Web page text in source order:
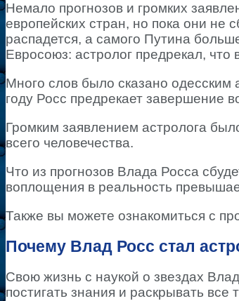
Немало прогнозов и громких
европейских стран, но пока они не
распадется, а самого Путина
Евросоюз: астролог предрекал, что
Много слов было сказано одесским
году Росс предрекает завершение
Громким заявлением астролога
всего человечества.
Что из прогнозов Влада Росса
воплощения в реальность
Также вы можете ознакомиться с
Почему Влад Росс стал
Свою жизнь с наукой о звездах
постигать знания и раскрывать все